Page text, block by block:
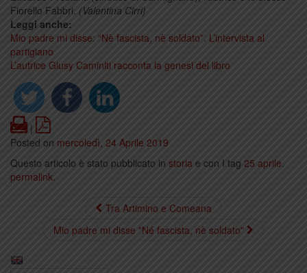
Fiorello Fabbri. (Valentina Cirri)
Leggi anche:
Mio padre mi disse: “Nè fascista, nè soldato”. L’intervista al
partigiano
L’autrice Giusy Caminiti racconta la genesi del libro
Print
|
Posted on mercoledì, 24 Aprile 2019
Questo articolo è stato pubblicato in storia e con I tag 25 aprile.
permalink.
Tra Artimino e Comeana
Mio padre mi disse "Né fascista, nè soldato"